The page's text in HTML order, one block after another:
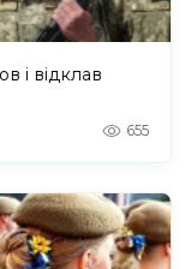
і відклав
655